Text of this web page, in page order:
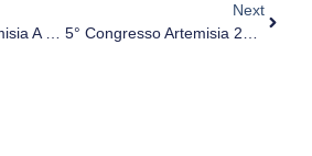
5° Congresso Artemisia A Catania, Intervista Al Dott. Scifo
Next
5° Congresso Artemisia 2022 [VIDEO]